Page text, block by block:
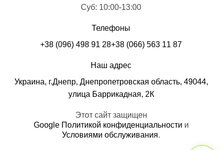
Суб: 10:00-13:00
Телефоны
+38 (096) 498 91 28+38 (066) 563 11 87
Наш адрес
Украина, г.Днепр, Днепропетровская область, 49044,
улица Баррикадная, 2К
Этот сайт защищен
Google Политикой конфиденциальности и
Условиями обслуживания.